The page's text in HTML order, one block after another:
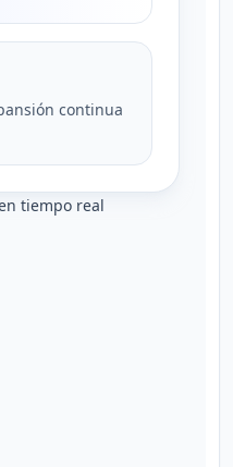
continua